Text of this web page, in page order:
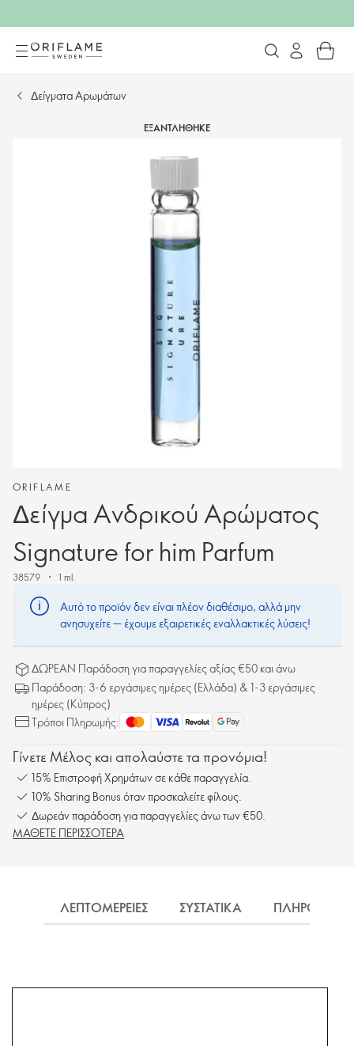
Δείγματα Αρωμάτων
ΕΞΑΝΤΛΗΘΗΚΕ
ORIFLAME
Δείγμα Ανδρικού Αρώματος
Signature for him Parfum
38579 1 ml.
Αυτό το προϊόν δεν είναι πλέον διαθέσιμο, αλλά μην
ανησυχείτε — έχουμε εξαιρετικές εναλλακτικές λύσεις!
ΔΩΡΕΑΝ Παράδοση για παραγγελίες αξίας €50 και άνω
Παράδοση: 3-6 εργάσιμες ημέρες (Ελλάδα) & 1-3 εργάσιμες
ημέρες (Κύπρος)
Τρόποι Πληρωμής:
Γίνετε Μέλος και απολαύστε τα προνόμια!
15% Επιστροφή Χρημάτων σε κάθε παραγγελία.
10% Sharing Bonus όταν προσκαλείτε φίλους.
Δωρεάν παράδοση για παραγγελίες άνω των €50.
ΜΑΘΕΤΕ ΠΕΡΙΣΣΟΤΕΡΑ
ΛΕΠΤΟΜΕΡΕΙΕΣ ΣΥΣΤΑΤΙΚΑ